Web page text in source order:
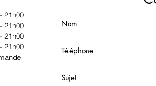
21h00
21h00
21h00
21h00